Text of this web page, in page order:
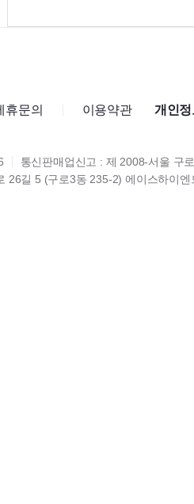
휴문의 이용약관 개인
통신판매업신고 : 제 2008-서울 구
26길 5 (구로3동 235-2) 에이스하이